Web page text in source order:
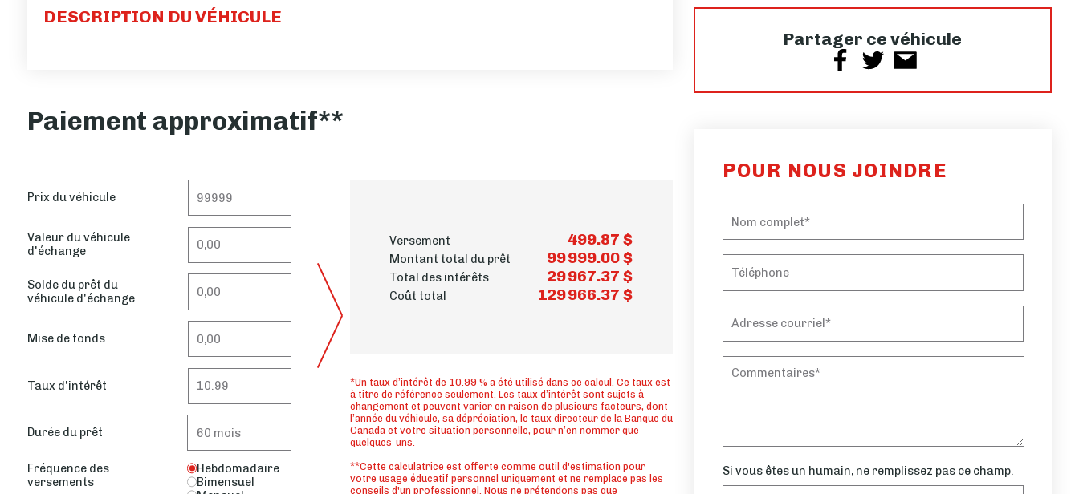
DESCRIPTION DU VÉHICULE
Paiement approximatif**
Prix du véhicule
Valeur du véhicule
d'échange
Solde du prêt du
véhicule d'échange
Mise de fonds
Taux d'intérêt
Durée du prêt
Fréquence des
versements
Hebdomadaire
Bimensuel
Versement 499.87 $
Montant total du prêt 99 999.00 $
Total des intérêts 29 967.37 $
Coût total 129 966.37 $
*Un taux d’intérêt de 10.99 % a été utilisé dans ce calcul. Ce taux est
à titre de référence seulement. Les taux d’intérêt sont sujets à
changement et peuvent varier en raison de plusieurs facteurs, dont
l’année du véhicule, sa dépréciation, le taux directeur de la Banque du
Canada et votre situation personnelle, pour n’en nommer que
quelques-uns.
**Cette calculatrice est offerte comme outil d'estimation pour
votre usage éducatif personnel uniquement et ne remplace pas les
conseils d'un professionnel. Nous ne prétendons pas que
Partager ce véhicule
POUR NOUS JOINDRE
Si vous êtes un humain, ne remplissez pas ce champ.